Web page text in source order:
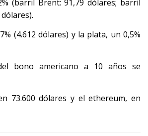
(barril Brent: 91,79 dólares; barril
(4.612 dólares) y la plata, un 0,5%
bono americano a 10 años se
73.600 dólares y el ethereum, en